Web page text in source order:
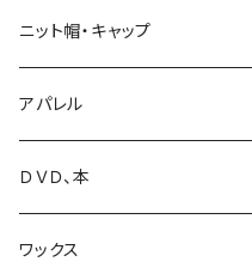
23-24 BC STREAM
24-25 BC STREAM
UNIT
23-24 UNIT
24-25 UNIT
GENTEMSTICK
18-19 GENTEMSTICK
19-20 GENTEMSTICK
FIELDEARTH
CAPITA
24-25 K2 TT Snowsufer Boots
25-26 UNION
24-25 FLUX
25-26 FLUX
SP BINDING
NOW BINDINGS
SPARK R&D
Karakoram
DAKAINE
P.RHYTHM
TETON BROS.
DRAGON
DICE
BANK
GOODMAN
SWANS
SMITH GOGGLE
EB'S
VOLCOM
DAKINE
HESTRA
ニット帽・キャップ
LADE Beanie
ファイントラック
GENTEMSTICK
アパレル
VOLCOM
GREEN CLOTHING
ＤＶＤ、本
ワックス